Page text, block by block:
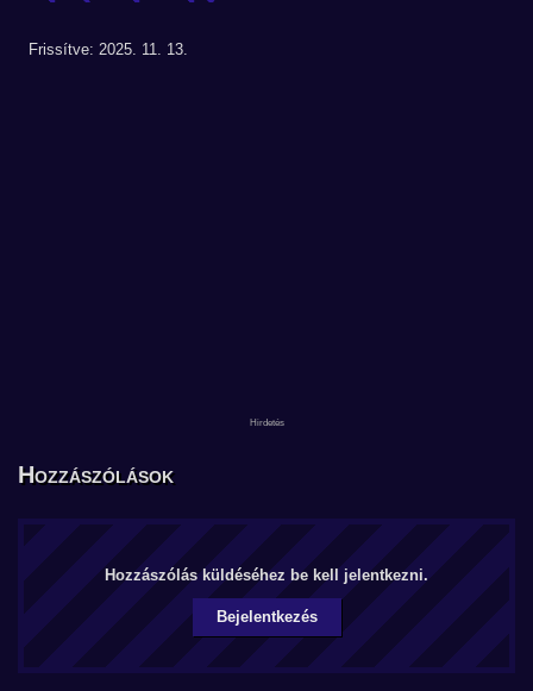
Frissítve: 2025. 11. 13.
Hozzászólások
Hozzászólás küldéséhez be kell jelentkezni.
Bejelentkezés